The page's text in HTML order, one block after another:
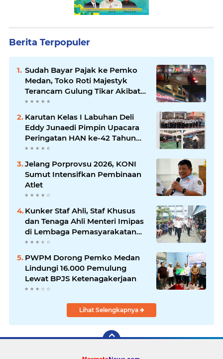
Berita Terpopuler
Sudah Bayar Pajak ke Pemko
Medan, Toko Roti Majestyk
Terancam Gulung Tikar Akibat
Akses Jalan Ditutup Pedagang
Angkringan
Karutan Kelas I Labuhan Deli
Eddy Junaedi Pimpin Upacara
Peringatan HAN ke-42 Tahun
2026
Jelang Porprovsu 2026, KONI
Sumut Intensifkan Pembinaan
Atlet
Kunker Staf Ahli, Staf Khusus
dan Tenaga Ahli Menteri Imipas
di Lembaga Pemasyarakatan
Kelas I Medan: Pelayanan Prima
Dipastikan Berjalan Optimal
PWPM Dorong Pemko Medan
Lindungi 16.000 Pemulung
Lewat BPJS Ketenagakerjaan
Lihat Selengkapnya